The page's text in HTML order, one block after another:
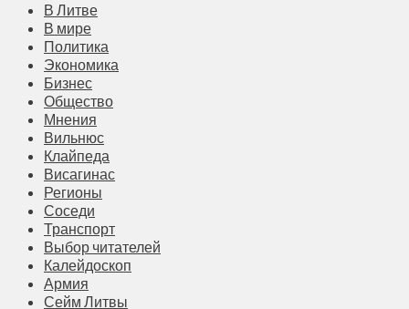
В Литве
В мире
Политика
Экономика
Бизнес
Общество
Мнения
Вильнюс
Клайпеда
Висагинас
Регионы
Соседи
Транспорт
Выбор читателей
Калейдоскоп
Армия
Сейм Литвы